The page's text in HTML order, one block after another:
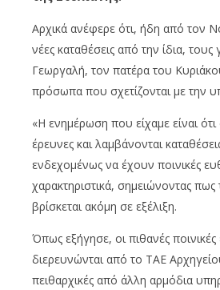
Αρχικά ανέφερε ότι, ήδη από τον
νέες καταθέσεις από την ίδια, τους
Γεωργαλή, τον πατέρα του
πρόσωπα που σχετίζονται με την
«Η ενημέρωση που είχαμε είναι ότι
έρευνες και λαμβάνονται
ενδεχομένως να έχουν ποινικές
χαρακτηριστικά, σημειώνοντας πως
βρίσκεται ακόμη σε εξέλιξη.
Όπως εξήγησε, οι πιθανές
διερευνώνται από το ΤΑΕ
πειθαρχικές από άλλη αρμόδια